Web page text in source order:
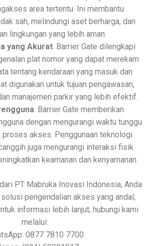
area tertentu. Ini membantu
sah, melindungi aset berharga, dan
lingkungan yang lebih aman.
yang Akurat: Barrier Gate dilengkapi
plat nomor yang dapat merekam
tentang kendaraan yang masuk dan
digunakan untuk tujuan pengawasan,
manajemen parkir yang lebih efektif.
: Barrier Gate memberikan
dengan mengurangi waktu tunggu
akses. Penggunaan teknologi
juga mengurangi interaksi fisik
keamanan dan kenyamanan.
PT Mabruka Inovasi Indonesia, Anda
pengendalian akses yang andal,
informasi lebih lanjut, hubungi kami
melalui:
0877 7810 7700